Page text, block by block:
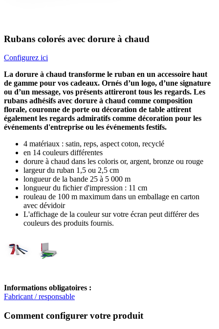
Rubans colorés avec dorure à chaud
Configurez ici
La dorure à chaud transforme le ruban en un accessoire haut
de gamme pour vos cadeaux. Ornés d’un logo, d’une signature
ou d’un message, vos présents attireront tous les regards. Les
rubans adhésifs avec dorure à chaud comme composition
florale, couronne de porte ou décoration de table attirent
également les regards admiratifs comme décoration pour les
événements d'entreprise ou les événements festifs.
4 matériaux : satin, reps, aspect coton, recyclé
en 14 couleurs différentes
dorure à chaud dans les coloris or, argent, bronze ou rouge
largeur du ruban 1,5 ou 2,5 cm
longueur de la bande 25 à 5 000 m
longueur du fichier d'impression : 11 cm
rouleau de 100 m maximum dans un emballage en carton
avec dévidoir
L'affichage de la couleur sur votre écran peut différer des
couleurs des produits fournis.
Informations obligatoires :
Fabricant / responsable
Comment configurer votre produit